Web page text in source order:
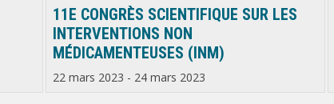
11E CONGRÈS SCIENTIFIQUE SUR LES
INTERVENTIONS NON
MÉDICAMENTEUSES (INM)
22 mars 2023 - 24 mars 2023